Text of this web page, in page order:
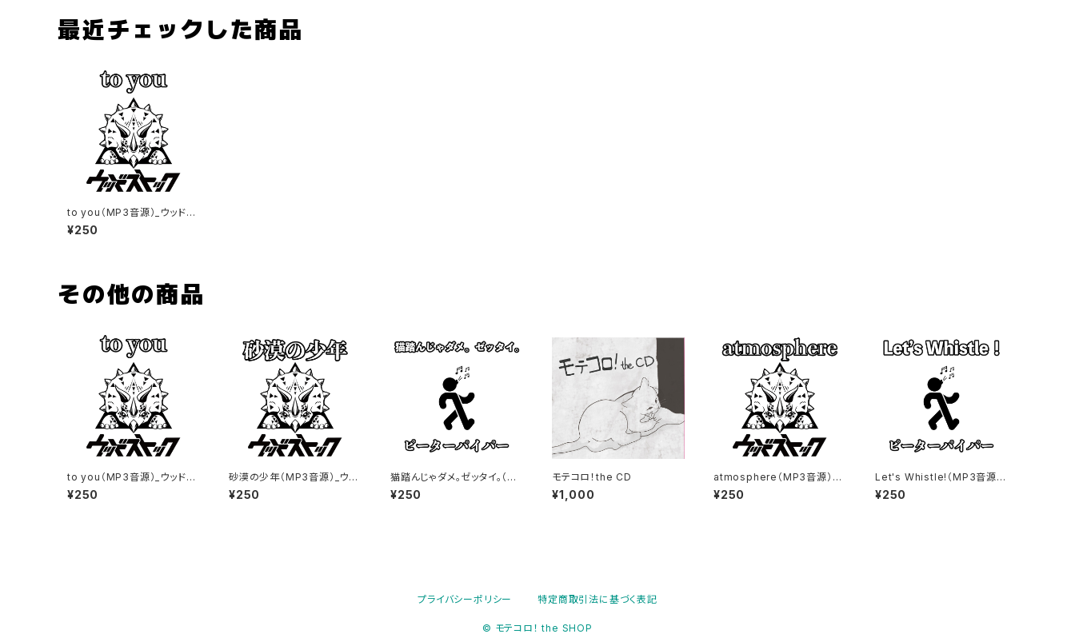
最近チェックした商品
to you（MP3音源）_ウッドス
トック
¥250
その他の商品
to you（MP3音源）_ウッドス
トック
¥250
砂漠の少年（MP3音源）_ウッ
ドストック
¥250
猫踏んじゃダメ。ゼッタイ。（M
P3音源）_ピーターパイパー
¥250
モテコロ！the CD
¥1,000
atmosphere（MP3音源）_
ウッドストック
¥250
Let's Whistle!（MP3音源）_
ピーターパイパー
¥250
プライバシーポリシー 特定商取引法に基づく表記
© モテコロ！ the SHOP